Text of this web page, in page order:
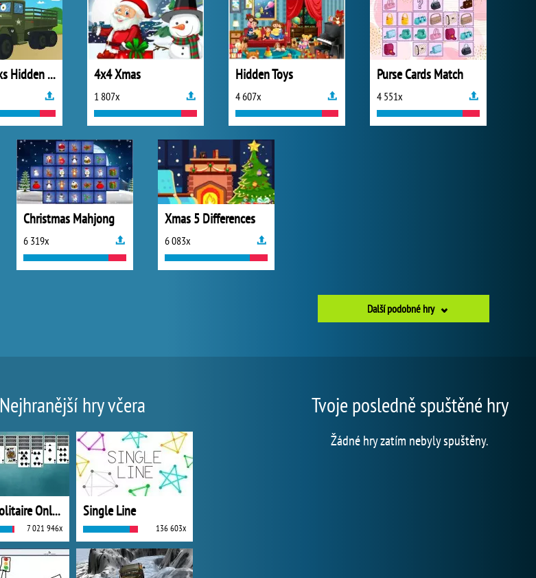
Army Trucks Hidden Letters 4x4 Xmas
1 807x
Hidden Toys
4 607x
Purse Cards Match
4 551x
Christmas Mahjong
6 319x
Xmas 5 Differences
6 083x
Další podobné hry
Nejhranější hry včera
Spider Solitaire Online
7 021 946x
Single Line
136 603x
Tvoje posledně spuštěné hry
Žádné hry zatím nebyly spuštěny.